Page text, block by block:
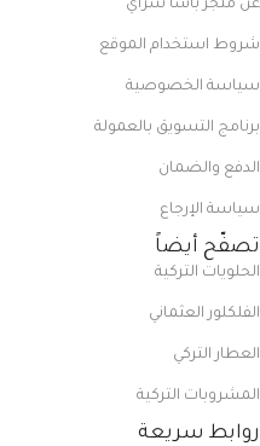
عن متجر باشا سراي
شروط استخدام الموقع
سياسة الخصوصية
برنامج التسويق بالعمولة
الدفع والضمان
سياسة الإرجاع
تصفّح أيضاً
الحلويات التركية
الفلكلور العثماني
العطار التركي
المشروبات التركية
روابط سريعة